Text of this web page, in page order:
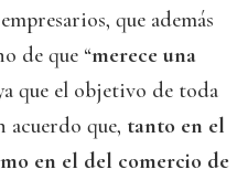
que además
de que “merece una
que el objetivo de toda
acuerdo que, tanto en el
en el del comercio de